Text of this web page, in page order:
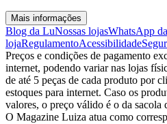
Mais informações
Blog da LuNossas lojasWhatsApp
lojaRegulamentoAcessibilidade
Preços e condições de pagamento
internet, podendo variar nas lojas
de até 5 peças de cada produto por
estoques para internet. Caso os
valores, o preço válido é o da sacola
O Magazine Luiza atua como